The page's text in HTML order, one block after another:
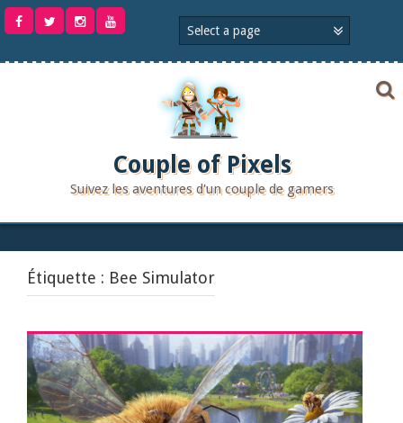
Aller
Couple of Pixels
Suivez les aventures d'un couple de gamers
Étiquette : Bee Simulator